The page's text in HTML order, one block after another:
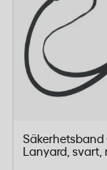
Säkerhetsband
Lanyard, svart,